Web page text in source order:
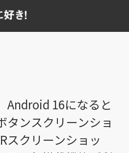
Android 16になると
タンスクリーンショ
スクリーンショッ